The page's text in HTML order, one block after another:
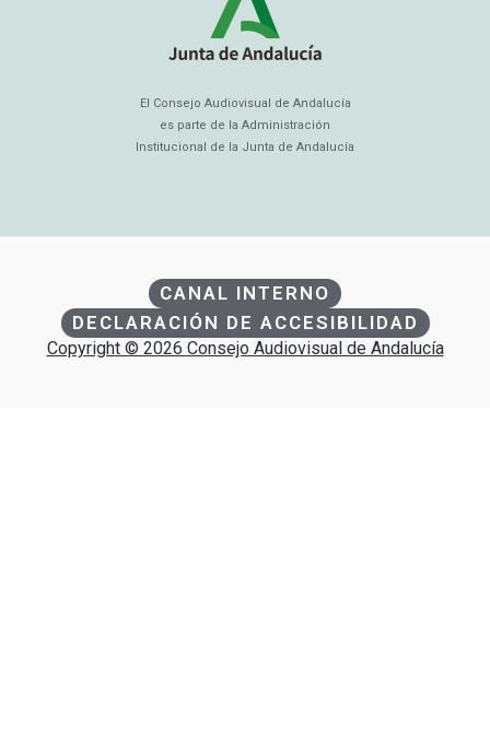
El Consejo Audiovisual de Andalucía
es parte de la Administración
Institucional de la Junta de Andalucía
CANAL INTERNO
DECLARACIÓN DE ACCESIBILIDAD
Copyright © 2026 Consejo Audiovisual de Andalucía